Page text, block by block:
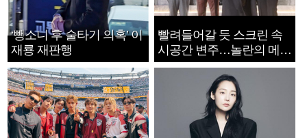
‘뺑소니 후 술타기 의혹’ 이
재룡 재판행
빨려들어갈 듯 스크린 속
시공간 변주…놀란의 메시
지는 ‘전쟁 속죄’